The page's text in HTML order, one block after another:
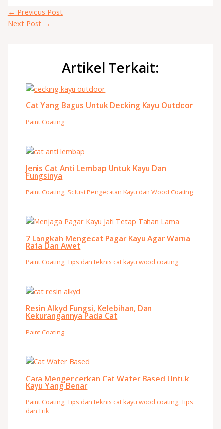
← Previous Post
Next Post →
Artikel Terkait:
Cat Yang Bagus Untuk Decking Kayu Outdoor
Paint Coating
Jenis Cat Anti Lembap Untuk Kayu Dan
Fungsinya
Paint Coating Solusi Pengecatan Kayu dan Wood Coating
7 Langkah Mengecat Pagar Kayu Agar Warna
Rata Dan Awet
Paint Coating,Tips dan teknis cat kayu wood coating
Resin Alkyd Fungsi, Kelebihan, Dan
Kekurangannya Pada Cat
Paint Coating
Cara Mengencerkan Cat Water Based Untuk
Kayu Yang Benar
Paint Coating,Tips dan teknis cat kayu wood coating,Tips
dan Trik